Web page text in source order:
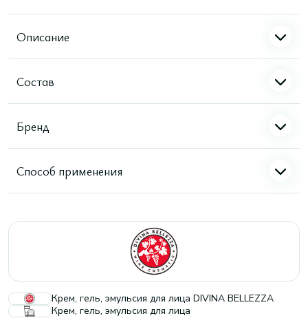
Описание
Состав
Бренд
Способ применения
Крем, гель, эмульсия для лица DIVINA BELLEZZA
Крем, гель, эмульсия для лица